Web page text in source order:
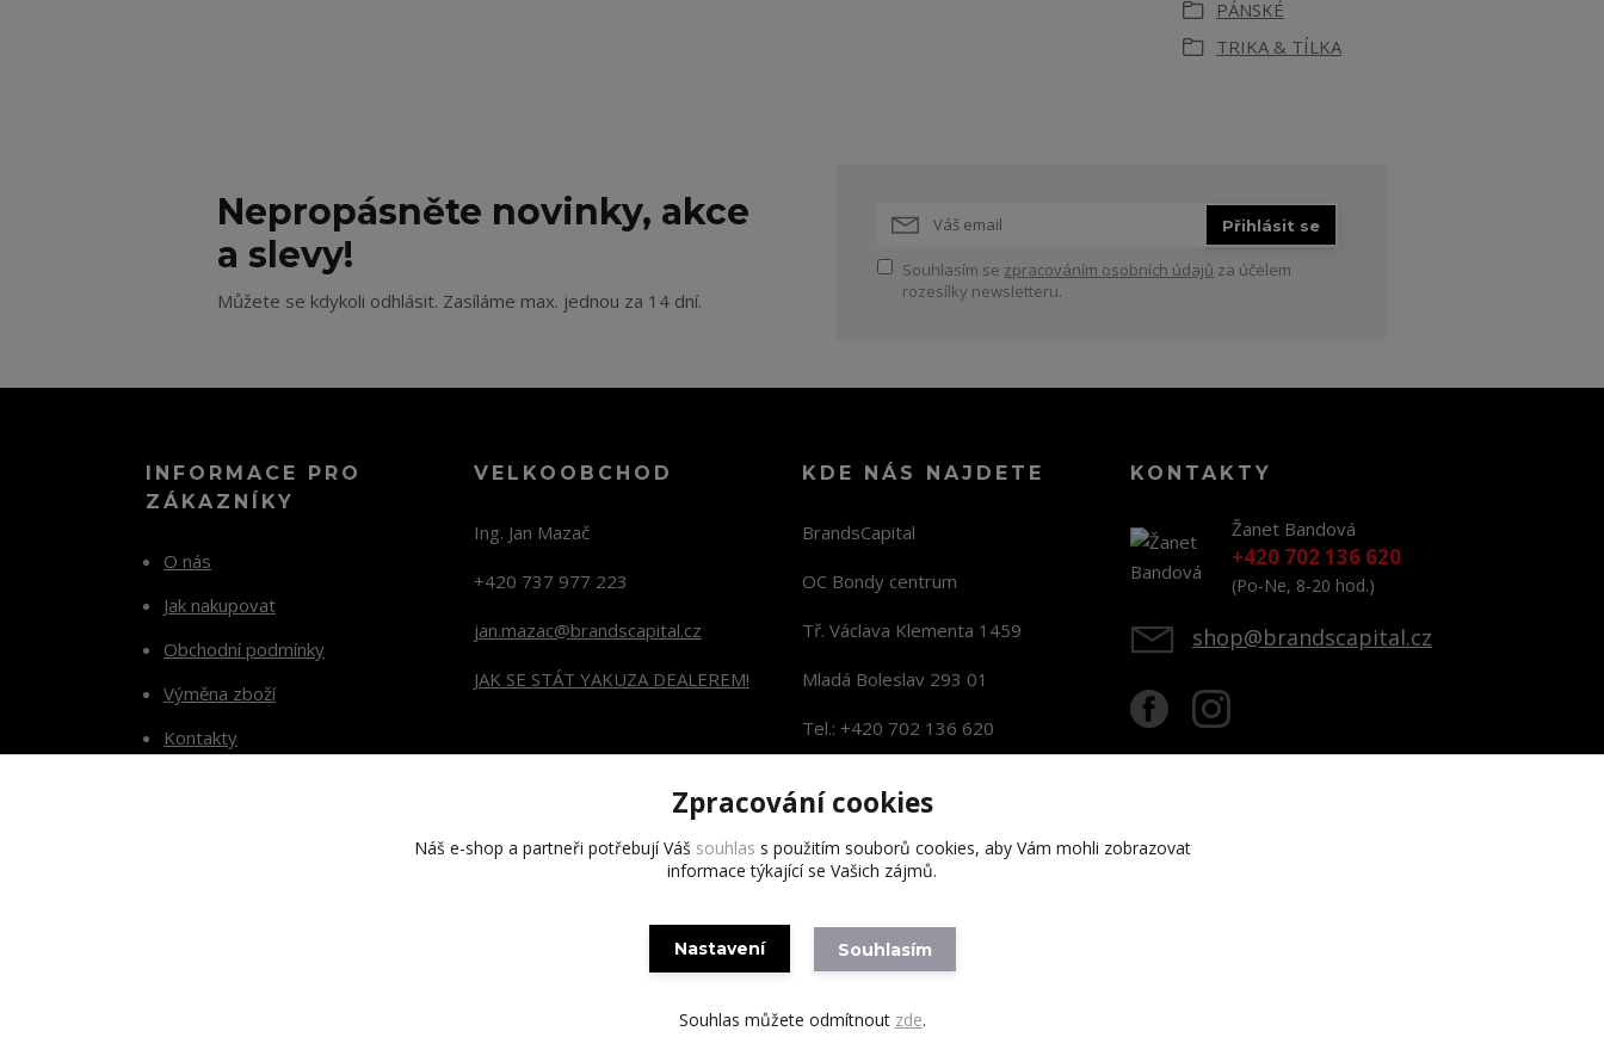
PÁNSKÉ
TRIKA & TÍLKA
Nepropásněte novinky, akce
a slevy!
Můžete se kdykoli odhlásit. Zasíláme max. jednou za 14 dní.
Přihlásit se
Souhlasím se zpracováním osobních údajů za účelem
rozesílky newsletteru.
INFORMACE PRO
ZÁKAZNÍKY
O nás
Jak nakupovat
Obchodní podmínky
Výměna zboží
Kontakty
VELKOOBCHOD
Ing. Jan Mazač
+420 737 977 223
jan.mazac@brandscapital.cz
JAK SE STÁT YAKUZA DEALEREM!
KDE NÁS NAJDETE
BrandsCapital
OC Bondy centrum
Tř. Václava Klementa 1459
Mladá Boleslav 293 01
Tel.: +420 702 136 620
KONTAKTY
Žanet Bandová
+420 702 136 620
(Po-Ne, 8-20 hod.)
shop@brandscapital.cz
Copyright 2020 BrandsCapital s.r.o.
Zpracování cookies
Náš e-shop a partneři potřebují Váš souhlas s použitím souborů cookies, aby Vám mohli zobrazovat
informace týkající se Vašich zájmů.
Nastavení Souhlasím
Souhlas můžete odmítnout zde.